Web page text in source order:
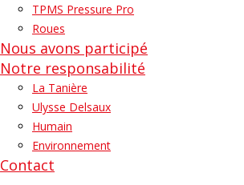
TPMS Pressure Pro
Roues
Nous avons participé
Notre responsabilité
La Tanière
Ulysse Delsaux
Humain
Environnement
Contact